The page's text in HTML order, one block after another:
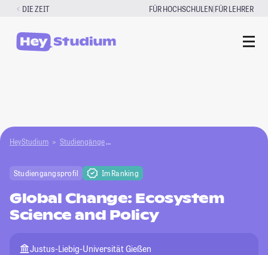
Zum
springen
DIE ZEIT FÜR HOCHSCHULEN|FÜR LEHRER
HeyStudium Studiengänge
Studiengangsprofil Im Ranking
Global Change: Ecosystem
Science and Policy
Justus-Liebig-Universität Gießen